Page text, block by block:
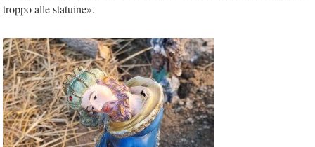
troppo alle statuine».